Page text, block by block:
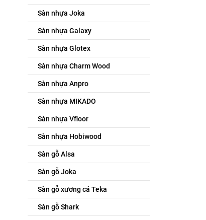
Sàn nhựa Joka
Sàn nhựa Galaxy
Sàn nhựa Glotex
Sàn nhựa Charm Wood
Sàn nhựa Anpro
Sàn nhựa MIKADO
Sàn nhựa Vfloor
Sàn nhựa Hobiwood
Sàn gỗ Alsa
Sàn gỗ Joka
Sàn gỗ xương cá Teka
Sàn gỗ Shark